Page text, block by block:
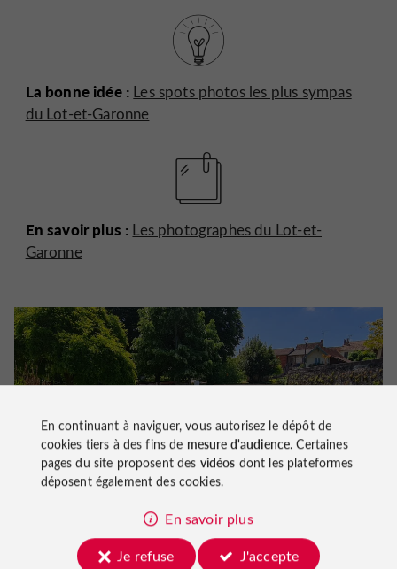
La bonne idée : Les spots photos les plus sympas
du Lot-et-Garonne
En savoir plus : Les photographes du Lot-et-
Garonne
En continuant à naviguer, vous autorisez le dépôt de
cookies tiers à des fins de mesure d'audience. Certaines
pages du site proposent des vidéos dont les plateformes
déposent également des cookies.
En savoir plus
Je refuse
J'accepte